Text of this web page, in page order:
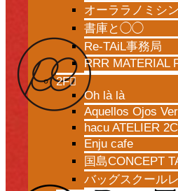
オーララノミシ
書庫と◯◯
Re-TAiL事務局
RRR MATERIAL
2F
Oh là là
Aquellos Ojos
hacu ATELIER 2C
Enju cafe
国島CONCEPT
バッグスクール